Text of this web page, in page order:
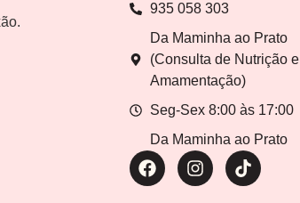
935 058 303
Da Maminha ao Prato
(Consulta de Nutrição e
Amamentação)
Seg-Sex 8:00 às 17:00
Da Maminha ao Prato